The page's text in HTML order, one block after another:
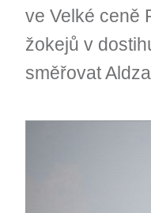
ve Velké ceně
žokejů v
směřovat